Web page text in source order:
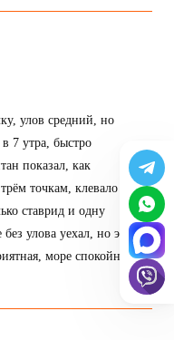
улов средний, но
7 утра, быстро
показал, как
точкам, клевало по-
ставрид и одну
улова уехал, но это
море спокойное.